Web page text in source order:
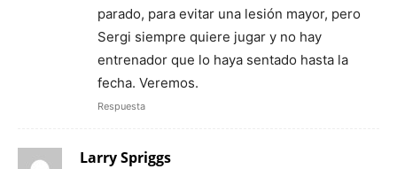
parado, para evitar una lesión mayor, pero
Sergi siempre quiere jugar y no hay
entrenador que lo haya sentado hasta la
fecha. Veremos.
Respuesta
Larry Spriggs